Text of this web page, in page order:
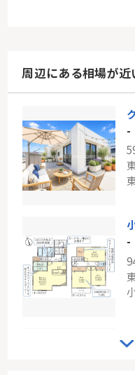
周辺にある相場が近
-
-
-